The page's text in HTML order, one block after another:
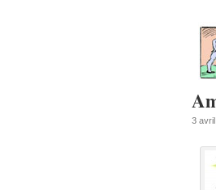
3 avril